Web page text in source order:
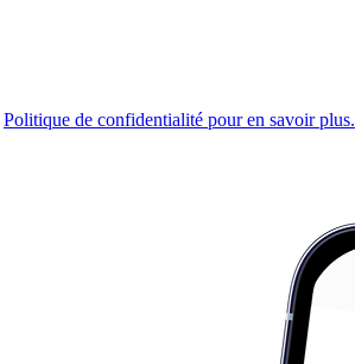
Politique de confidentialité pour en savoir plus.